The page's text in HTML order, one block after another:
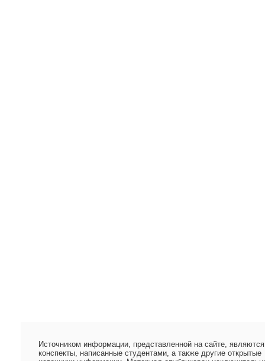
Источником информации, представленной на сайте, являются
конспекты, написанные студентами, а также другие открытые